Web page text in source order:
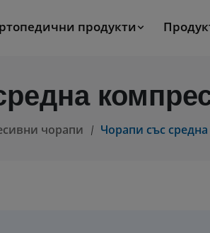
продукти
чорапи Чорапи със